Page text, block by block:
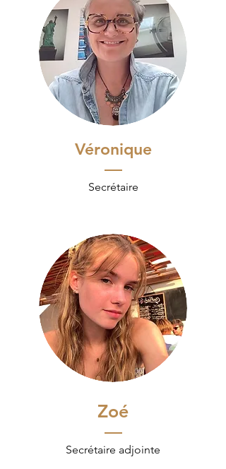
Véronique
Secrétaire
Zoé
Secrétaire adjointe